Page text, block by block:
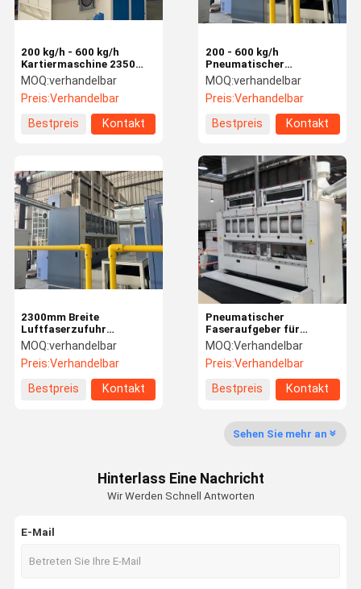
Zu Hause Produkte Videos Über Uns
Werksbesich
Tigung
Qualitätskon
Trolle
Kontaktieren Neuigkeiten
Bitte Um Ein
200 - 600 kg/h
Pneumatischer
Faserförderer
Luftdruckförderer mit
automatischem
Niveauregelsystem
MOQ:verhandelbar
Preis:Verhandelbar
Bestpreis
Kontakt
200 kg/h - 600 kg/h
Kartiermaschine 2350
mm Vibrierende Hopper-
Fütterung
MOQ:verhandelbar
Preis:Verhandelbar
Bestpreis
Kontakt
Pneumatischer
Faseraufgeber für
Hochleistungs-
Geotextilproduktionslinie
MOQ:Verhandelbar
Preis:Verhandelbar
Bestpreis
Kontakt
2300mm Breite
Luftfaserzufuhr
Luftdruckzufuhr für hohe
einheitliche Faserbeutel
MOQ:verhandelbar
Preis:Verhandelbar
Bestpreis
Kontakt
Sehen Sie mehr an
Hinterlass Eine Nachricht
Wir Werden Schnell Antworten
E-Mail